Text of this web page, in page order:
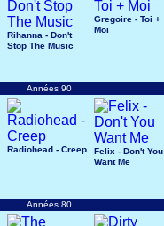
Rihanna - Don't
Stop The Music
Gregoire - Toi +
Moi
Années 90
Radiohead - Creep
Felix - Don't You
Want Me
Années 80